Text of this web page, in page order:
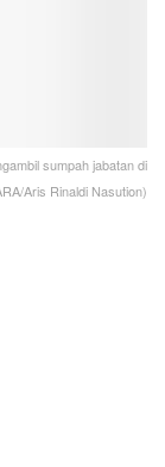
sumpah jabatan di
Aris Rinaldi Nasution)